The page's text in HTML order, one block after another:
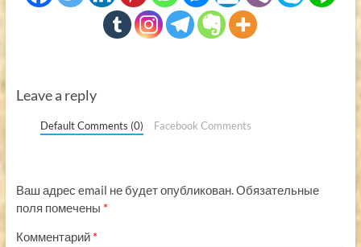
Leave a reply
Default Comments (0) Facebook Comments
Ваш адрес email не будет опубликован.Обязательные
поля помечены *
Комментарий *